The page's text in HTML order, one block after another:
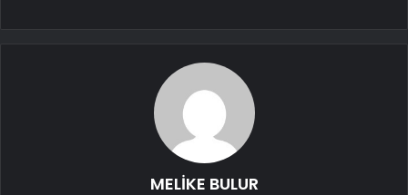
MELİKE BULUR